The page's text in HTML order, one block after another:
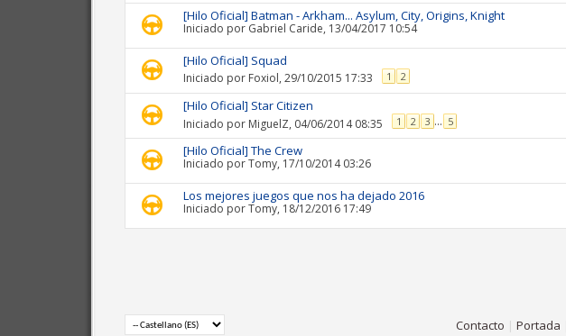
[Hilo Oficial] Batman - Arkham... Asylum, City, Origins, Knight
Iniciado por Gabriel Caride, 13/04/2017 10:54
[Hilo Oficial] Squad
Iniciado por Foxiol, 29/10/2015 17:33 1 2
[Hilo Oficial] Star Citizen
Iniciado por MiguelZ, 04/06/2014 08:35 1 2 3 ... 5
[Hilo Oficial] The Crew
Iniciado porTomy, 17/10/2014 03:26
Los mejores juegos que nos ha dejado 2016
Iniciado porTomy, 18/12/2016 17:49
Contacto | Portada